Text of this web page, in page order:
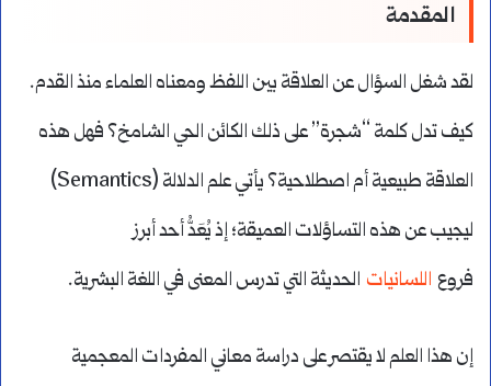
المقدمة
لقد شغل السؤال عن العلاقة بين اللفظ ومعناه العلماء منذ القدم.
كيف تدل كلمة “شجرة” على ذلك الكائن الحي الشامخ؟ فهل هذه
العلاقة طبيعية أم اصطلاحية؟ يأتي علم الدلالة (Semantics)
ليجيب عن هذه التساؤلات العميقة؛ إذ يُعَدُّ أحد أبرز
فروع اللسانيات الحديثة التي تدرس المعنى في اللغة البشرية.
إن هذا العلم لا يقتصر على دراسة معاني المفردات المعجمية